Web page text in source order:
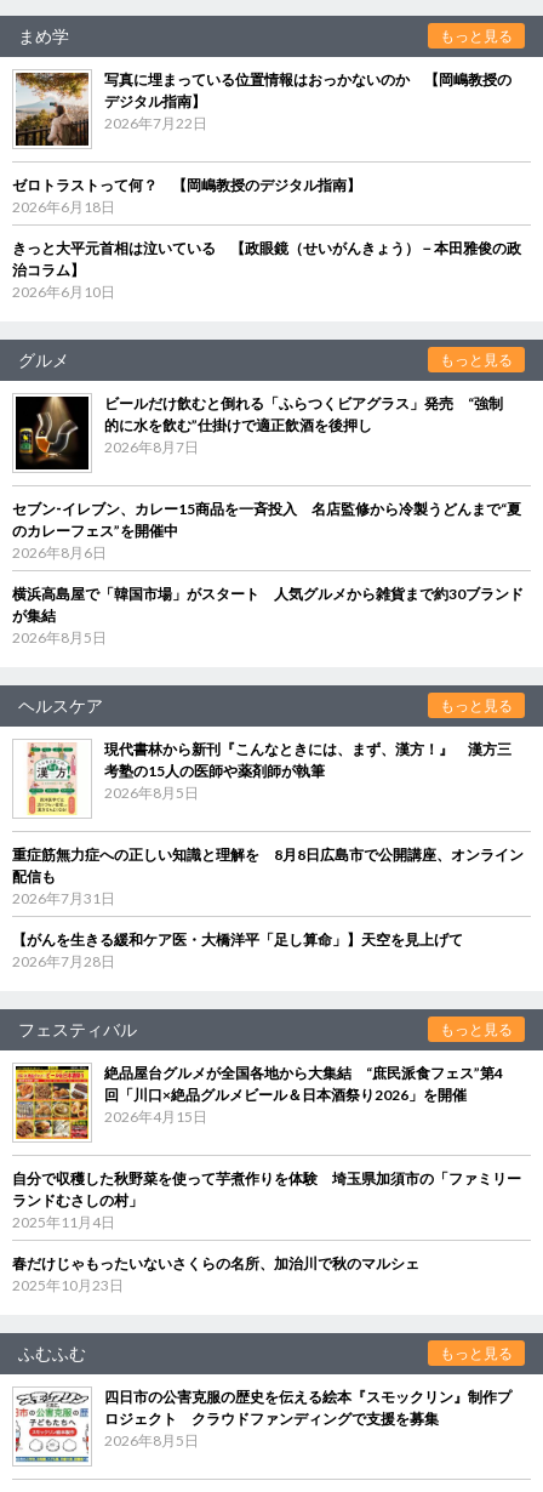
まめ学 もっと見る
写真に埋まっている位置情報はおっかないのか 【岡嶋教授の
デジタル指南】
2026年7月22日
ゼロトラストって何？ 【岡嶋教授のデジタル指南】
2026年6月18日
きっと大平元首相は泣いている 【政眼鏡（せいがんきょう）－本田雅俊の政
治コラム】
2026年6月10日
グルメ もっと見る
ビールだけ飲むと倒れる「ふらつくビアグラス」発売 “強制
的に水を飲む”仕掛けで適正飲酒を後押し
2026年8月7日
セブン‐イレブン、カレー15商品を一斉投入 名店監修から冷製うどんまで“夏
のカレーフェス”を開催中
2026年8月6日
横浜高島屋で「韓国市場」がスタート 人気グルメから雑貨まで約30ブランド
が集結
2026年8月5日
ヘルスケア もっと見る
現代書林から新刊『こんなときには、まず、漢方！』 漢方三
考塾の15人の医師や薬剤師が執筆
2026年8月5日
重症筋無力症への正しい知識と理解を 8月8日広島市で公開講座、オンライン
配信も
2026年7月31日
【がんを生きる緩和ケア医・大橋洋平「足し算命」】天空を見上げて
2026年7月28日
フェスティバル もっと見る
絶品屋台グルメが全国各地から大集結 “庶民派食フェス”第4
回「川口×絶品グルメビール＆日本酒祭り2026」を開催
2026年4月15日
自分で収穫した秋野菜を使って芋煮作りを体験 埼玉県加須市の「ファミリー
ランドむさしの村」
2025年11月4日
春だけじゃもったいないさくらの名所、加治川で秋のマルシェ
2025年10月23日
ふむふむ もっと見る
四日市の公害克服の歴史を伝える絵本『スモックリン』制作プ
ロジェクト クラウドファンディングで支援を募集
2026年8月5日